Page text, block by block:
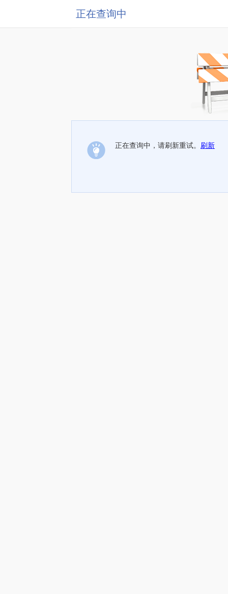
正在查询中
正在查询中，请刷新重试。 刷新